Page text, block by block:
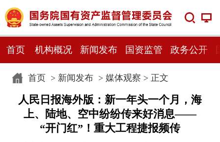
首页 机构概况 新闻发布 国资监管 政务公开
首页> 新闻发布> 媒体观察 > 正文
人民日报海外版：新一年头一个月，海
上、陆地、空中纷纷传来好消息——
“开门红”！重大工程捷报频传